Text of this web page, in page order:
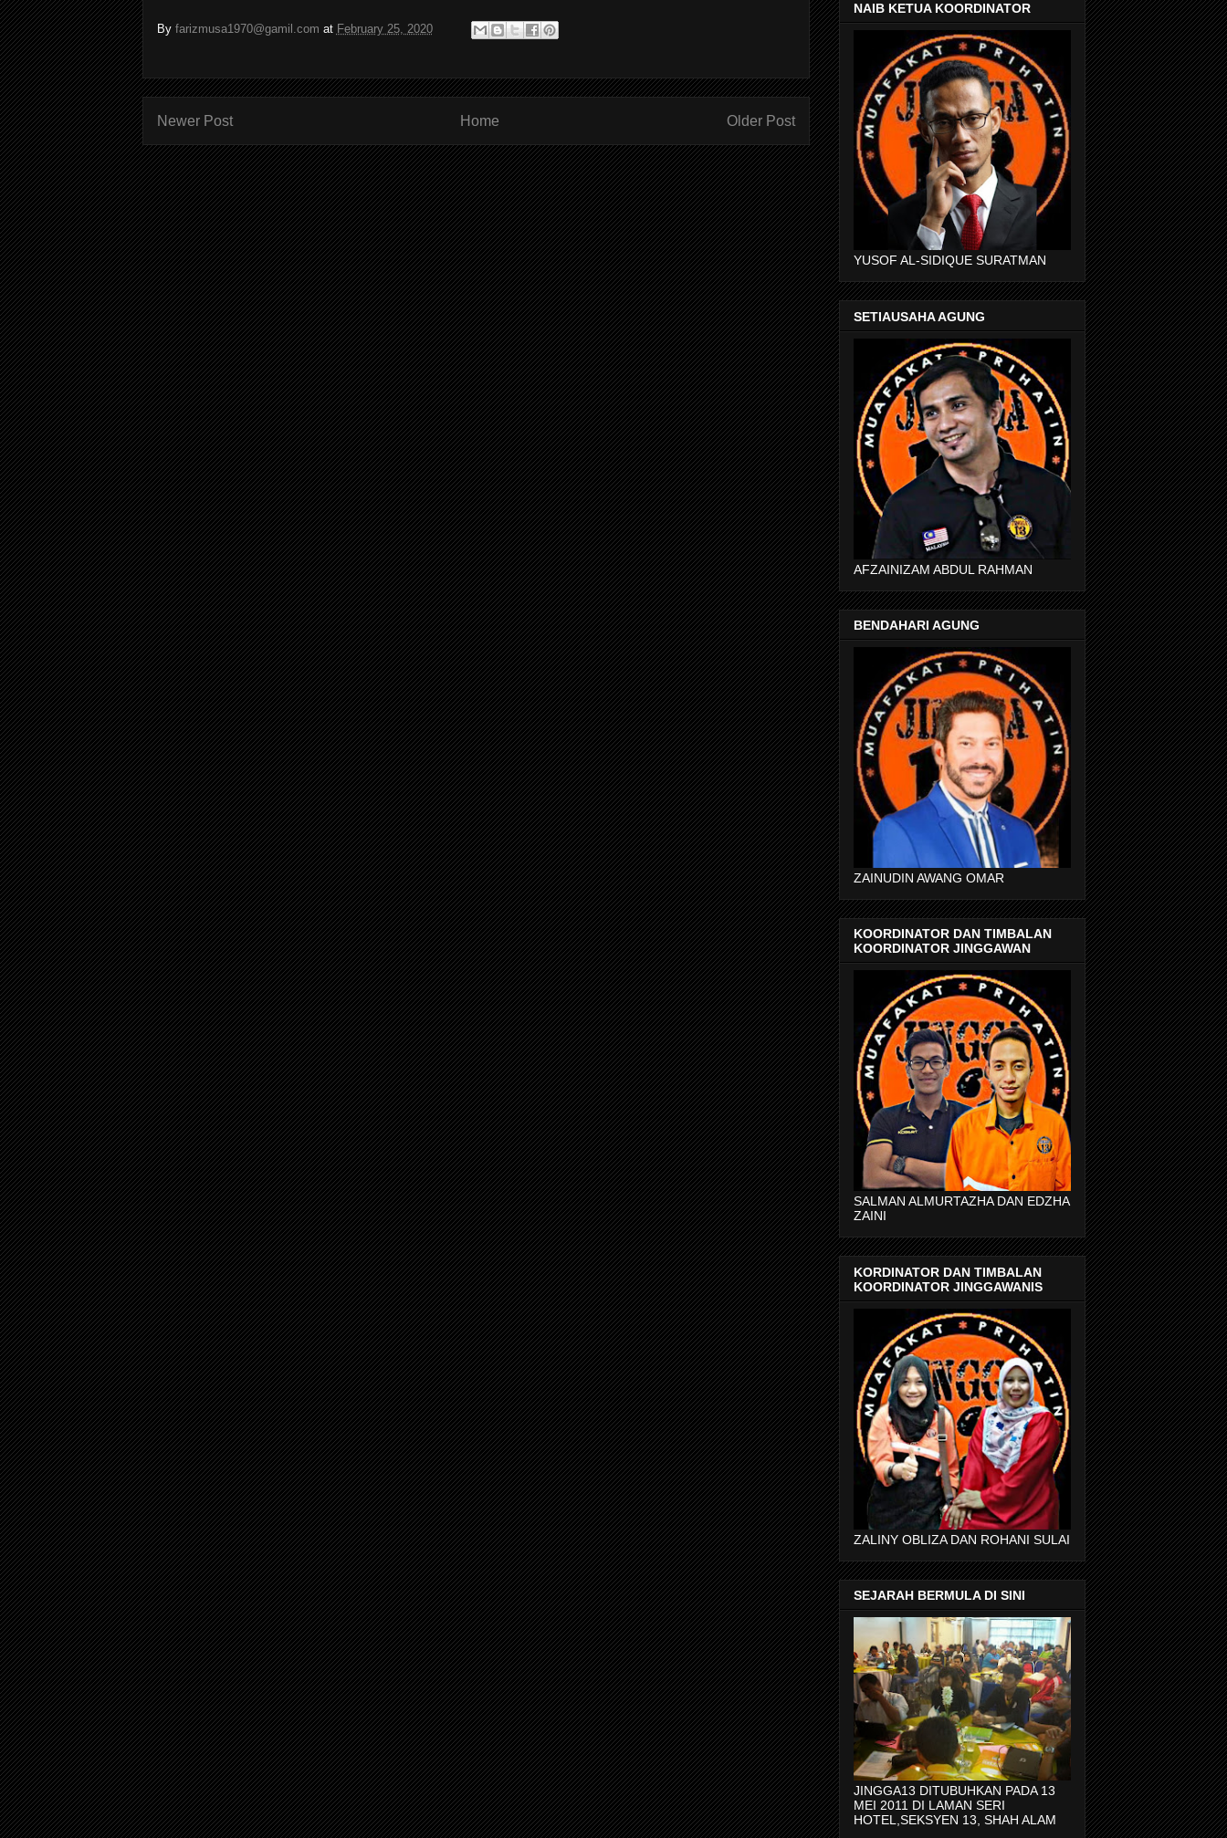
By farizmusa1970@gamil.com at February 25, 2020
Newer Post Older Post
Home
NAIB KETUA KOORDINATOR
YUSOF AL-SIDIQUE SURATMAN
SETIAUSAHA AGUNG
AFZAINIZAM ABDUL RAHMAN
BENDAHARI AGUNG
ZAINUDIN AWANG OMAR
KOORDINATOR DAN TIMBALAN
KOORDINATOR JINGGAWAN
SALMAN ALMURTAZHA DAN EDZHA
ZAINI
KORDINATOR DAN TIMBALAN
KOORDINATOR JINGGAWANIS
ZALINY OBLIZA DAN ROHANI SULAI
SEJARAH BERMULA DI SINI
JINGGA13 DITUBUHKAN PADA 13
MEI 2011 DI LAMAN SERI
HOTEL,SEKSYEN 13, SHAH ALAM